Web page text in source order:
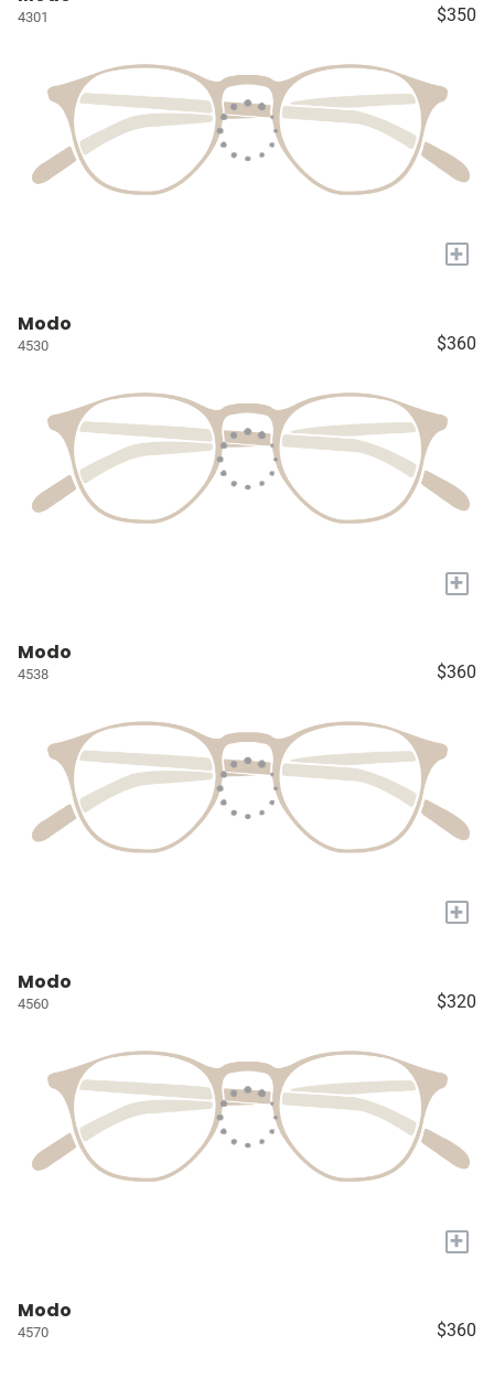
4301 $350
+
Modo
4530 $360
+
Modo
4538 $360
+
Modo
4560 $320
+
Modo
4570 $360